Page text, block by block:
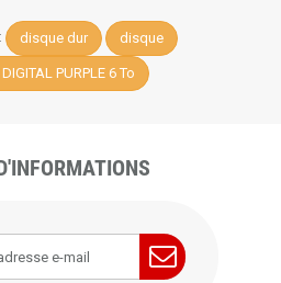
disque dur disque
PURPLE 6 To